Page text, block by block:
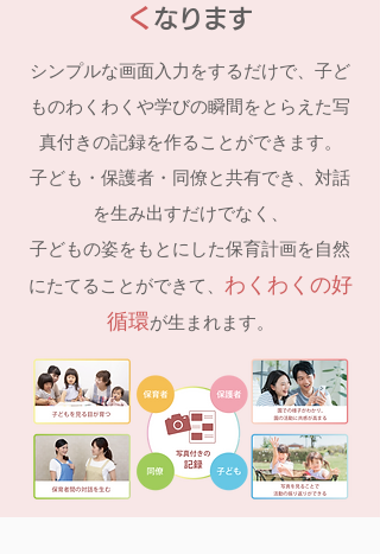
く なります
シンプルな画面入力をするだけで、子ど
ものわくわくや学びの瞬間をとらえた写
真付きの記録を作ることができます。
子ども・保護者・同僚と共有でき、対話
を生み出すだけでなく、
子どもの姿をもとにした保育計画を自然
にたてることができて、 わくわくの好
循環が生まれます。